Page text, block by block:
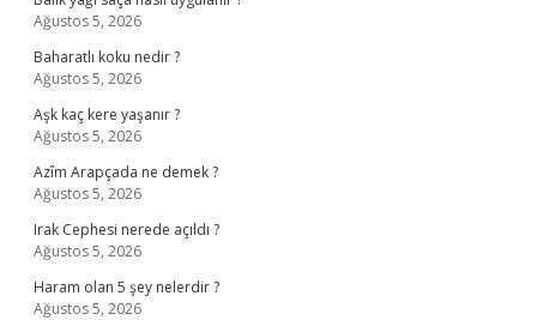
Ağustos 5, 2026
Baharatlı koku nedir ?
Ağustos 5, 2026
Aşk kaç kere yaşanır ?
Ağustos 5, 2026
Azîm Arapçada ne demek ?
Ağustos 5, 2026
Irak Cephesi nerede açıldı ?
Ağustos 5, 2026
Haram olan 5 şey nelerdir ?
Ağustos 5, 2026